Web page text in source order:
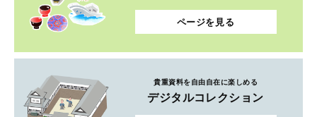
ページを見る
貴重資料を自由自在に楽しめる
デジタルコレクション